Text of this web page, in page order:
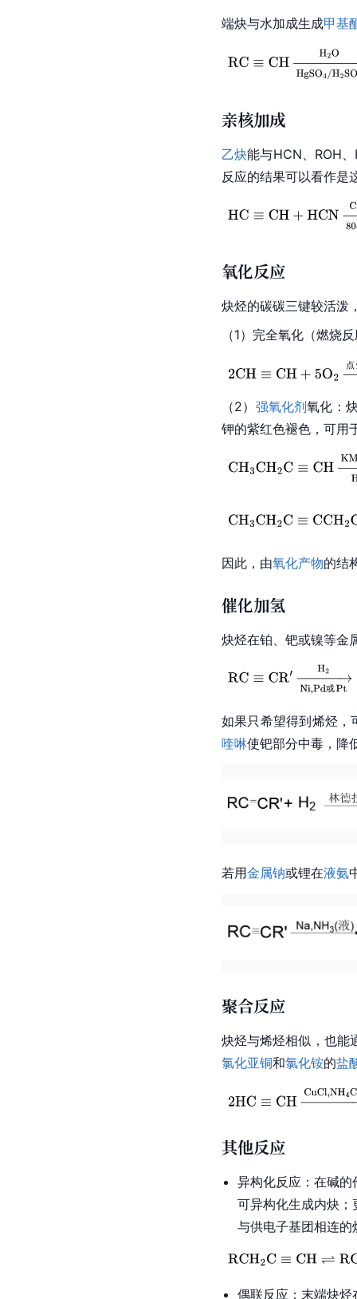
端炔与水加成生成甲基
亲核加成
乙炔能与HCN、ROH
反应的结果可以看作是
氧化反应
炔烃的碳碳三键较活泼
（1）完全氧化（燃烧
（2） 强氧化剂氧化：
钾的紫红色褪色，可用
因此，由氧化产物的结
催化加氢
炔烃在铂、钯或镍等金
如果只希望得到烯烃，
喹啉使钯部分中毒，降
若用金属钠或锂在液氨
聚合反应
炔烃与烯烃相似，也能
氯化亚铜和氯化铵的盐
其他反应
异构化反应：在碱
可异构化生成内炔；
与供电子基团相连
偶联反应：末端炔烃